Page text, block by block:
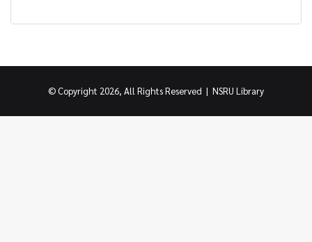
© Copyright 2026, All Rights Reserved | NSRU Library